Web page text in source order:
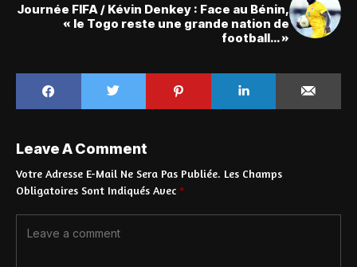
Journée FIFA / Kévin Denkey : Face au Bénin,
« le Togo reste une grande nation de
football… »
Leave A Comment
Votre Adresse E-Mail Ne Sera Pas Publiée. Les Champs
Obligatoires Sont Indiqués Avec *